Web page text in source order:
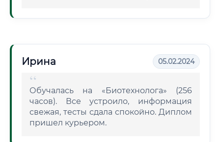
Ирина 05.02.2024
Обучалась на «Биотехнолога» (256
часов). Все устроило, информация
свежая, тесты сдала спокойно. Диплом
пришел курьером.